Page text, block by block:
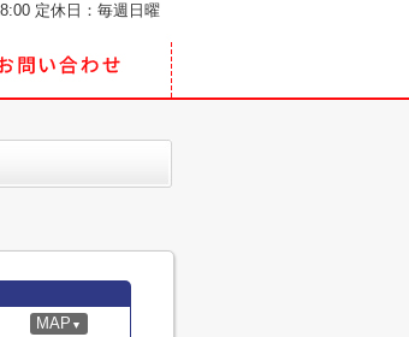
定休日：毎週日曜
MAP ▼